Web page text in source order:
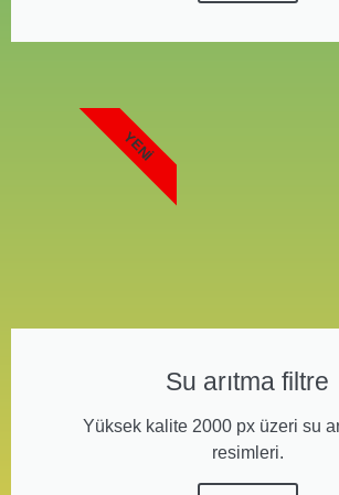
Su arıtma filtre
Yüksek kalite 2000 px üzeri su
resimleri.
YENI